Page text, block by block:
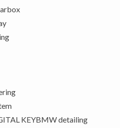
KEYBMW detailing